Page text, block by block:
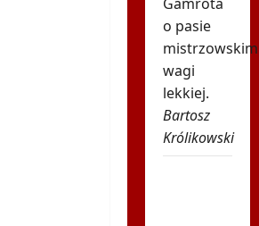
o pasie
mistrzowskim
wagi
lekkiej.
Bartosz
Królikowski